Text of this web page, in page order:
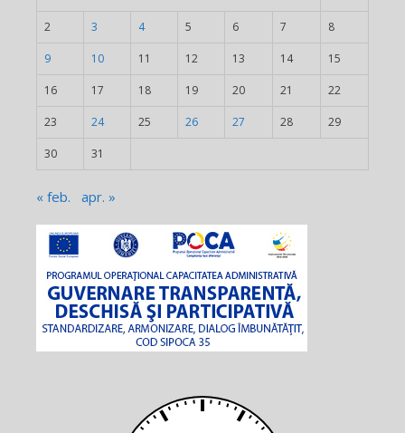
2 3 4 5 6 7 8
9 10 11 12 13 14 15
16 17 18 19 20 21 22
23 24 25 26 27 28 29
30 31
« feb. apr. »